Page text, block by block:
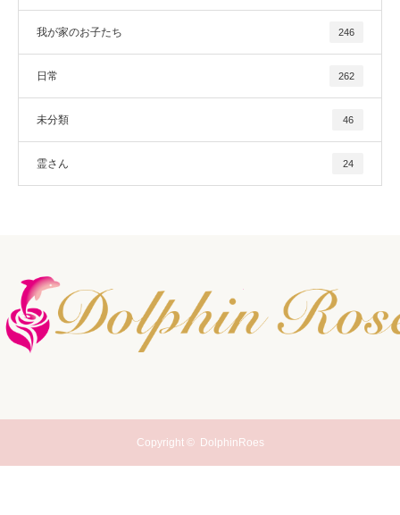
我が家のお子たち 246
日常 262
未分類 46
霊さん 24
Copyright © DolphinRoes